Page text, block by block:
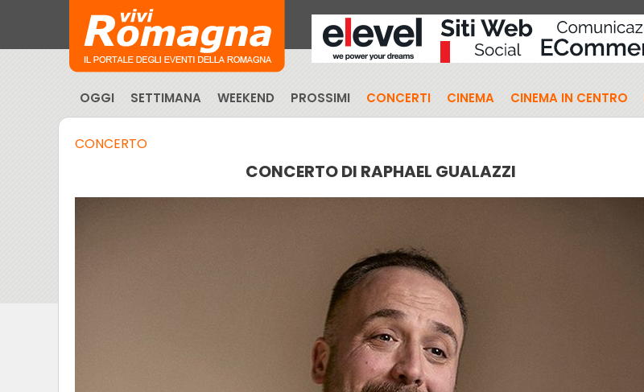
OGGI SETTIMANA WEEKEND PROSSIMI CONCERTI CINEMA CINEMA IN CENTRO
CONCERTO
CONCERTO DI RAPHAEL GUALAZZI